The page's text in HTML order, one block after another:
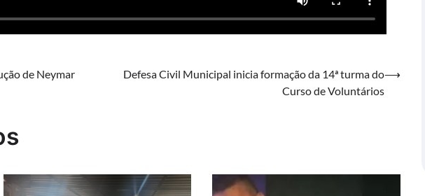
de Neymar
Defesa Civil Municipal inicia formação da 14ª turma do
Curso de Voluntários
⟶